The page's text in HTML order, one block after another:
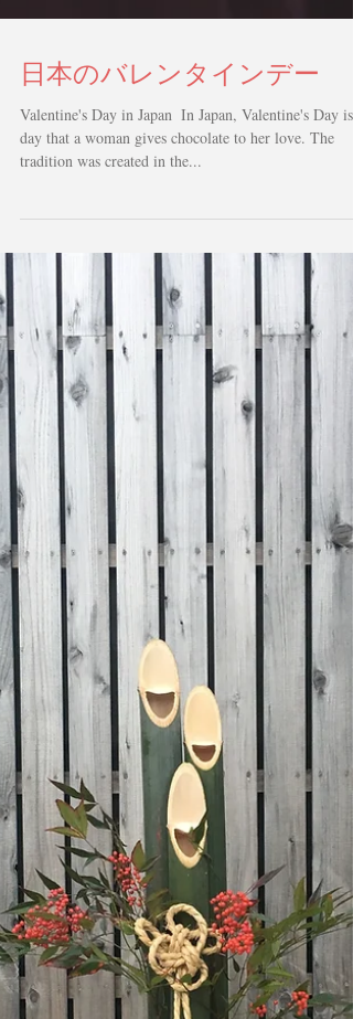
日本のバレンタインデー
Valentine's Day in Japan ​ In Japan, Valentine's Day is a
day that a woman gives chocolate to her love. The
tradition was created in the...